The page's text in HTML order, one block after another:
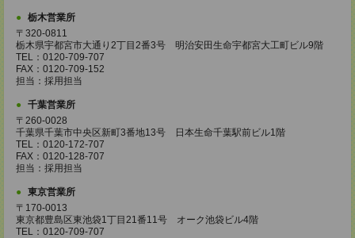
栃木営業所
〒320-0811
栃木県宇都宮市大通り2丁目2番3号 明治安田生命宇都宮大工町ビル9階
TEL：0120-709-707
FAX：0120-709-152
担当：採用担当
千葉営業所
〒260-0028
千葉県千葉市中央区新町3番地13号 日本生命千葉駅前ビル1階
TEL：0120-172-707
FAX：0120-128-707
担当：採用担当
東京営業所
〒170-0013
東京都豊島区東池袋1丁目21番11号 オーク池袋ビル4階
TEL：0120-709-707